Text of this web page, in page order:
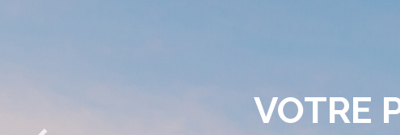
VOTRE